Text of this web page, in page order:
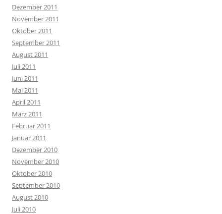
Dezember 2011
November 2011
Oktober 2011
September 2011
August 2011
Juli 2011
Juni 2011
Mai 2011
April 2011
März 2011
Februar 2011
Januar 2011
Dezember 2010
November 2010
Oktober 2010
September 2010
August 2010
Juli 2010